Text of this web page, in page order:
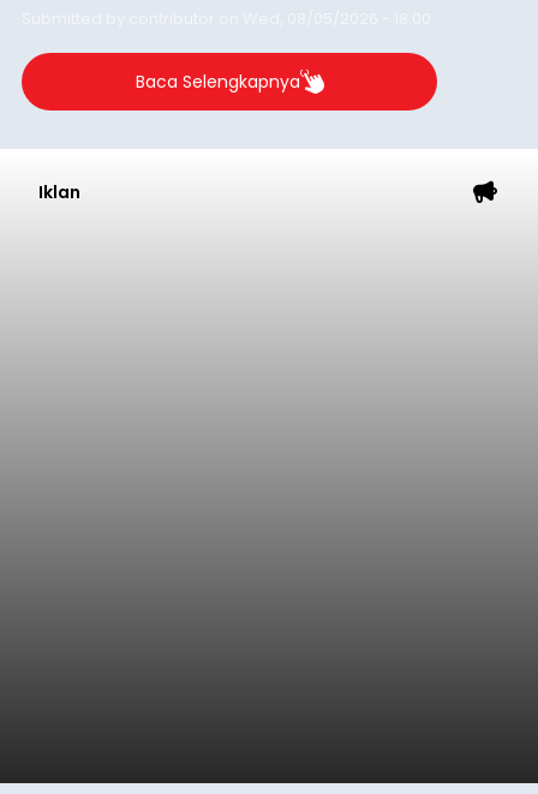
Baca Selengkapnya
Iklan